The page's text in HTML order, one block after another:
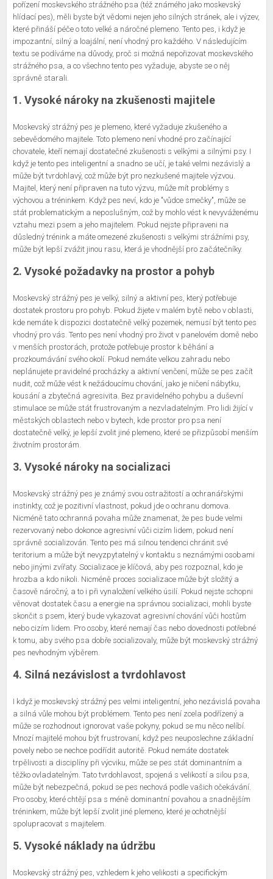
pořízení moskevského strážného psa (též známého jako moskevský
hlídací pes), měli byste být vědomi nejen jeho silných stránek, ale i výzev,
které přináší péče o toto velké a náročné plemeno. Tento pes, i když je
impozantní, silný a loajální, není vhodný pro každého. V následujícím
textu se podíváme na důvody, proč si možná nepořizovat moskevského
strážného psa, a co všechno tento pes vyžaduje, abyste se o něj
správně starali.
1. Vysoké nároky na zkušenosti majitele
Moskevský strážný pes je plemeno, které vyžaduje zkušeného a
sebevědomého majitele. Toto plemeno není vhodné pro začínající
chovatele, kteří nemají dostatečné zkušenosti s velkými a silnými psy. I
když je tento pes inteligentní a snadno se učí, je také velmi nezávislý a
může být tvrdohlavý, což může být pro nezkušené majitele výzvou.
Majitel, který není připraven na tuto výzvu, může mít problémy s
výchovou a tréninkem. Když pes neví, kdo je "vůdce smečky", může se
stát problematickým a neposlušným, což by mohlo vést k nevyváženému
vztahu mezi psem a jeho majitelem. Pokud nejste připraveni na
důsledný trénink a máte omezené zkušenosti s velkými strážními psy,
může být lepší zvážit jinou rasu, která je vhodnější pro začátečníky.
2. Vysoké požadavky na prostor a pohyb
Moskevský strážný pes je velký, silný a aktivní pes, který potřebuje
dostatek prostoru pro pohyb. Pokud žijete v malém bytě nebo v oblasti,
kde nemáte k dispozici dostatečně velký pozemek, nemusí být tento pes
vhodný pro vás. Tento pes není vhodný pro život v panelovém domě nebo
v menších prostorách, protože potřebuje prostor k běhání a
prozkoumávání svého okolí. Pokud nemáte velkou zahradu nebo
neplánujete pravidelné procházky a aktivní venčení, může se pes začít
nudit, což může vést k nežádoucímu chování, jako je ničení nábytku,
kousání a zbytečná agresivita. Bez pravidelného pohybu a duševní
stimulace se může stát frustrovaným a nezvladatelným. Pro lidi žijící v
městských oblastech nebo v bytech, kde prostor pro psa není
dostatečně velký, je lepší zvolit jiné plemeno, které se přizpůsobí menším
životním prostorám.
3. Vysoké nároky na socializaci
Moskevský strážný pes je známý svou ostražitostí a ochranářskými
instinkty, což je pozitivní vlastnost, pokud jde o ochranu domova.
Nicméně tato ochranná povaha může znamenat, že pes bude velmi
rezervovaný nebo dokonce agresivní vůči cizím lidem, pokud není
správně socializován. Tento pes má silnou tendenci chránit své
teritorium a může být nevyzpytatelný v kontaktu s neznámými osobami
nebo jinými zvířaty. Socializace je klíčová, aby pes rozpoznal, kdo je
hrozba a kdo nikoli. Nicméně proces socializace může být složitý a
časově náročný, a to i při vynaložení velkého úsilí. Pokud nejste schopni
věnovat dostatek času a energie na správnou socializaci, mohli byste
skončit s psem, který bude vykazovat agresivní chování vůči hostům
nebo cizím lidem. Pro osoby, které nemají čas nebo dovednosti potřebné
k tomu, aby svého psa dobře socializovaly, může být moskevský strážný
pes nevhodným výběrem.
4. Silná nezávislost a tvrdohlavost
I když je moskevský strážný pes velmi inteligentní, jeho nezávislá povaha
a silná vůle mohou být problémem. Tento pes není zcela podřízený a
může se rozhodnout ignorovat vaše pokyny, pokud se mu něco nelíbí.
Mnozí majitelé mohou být frustrovaní, když pes neuposlechne základní
povely nebo se nechce podřídit autoritě. Pokud nemáte dostatek
trpělivosti a disciplíny při výcviku, může se pes stát dominantním a
těžko ovladatelným. Tato tvrdohlavost, spojená s velikostí a silou psa,
může být nebezpečná, pokud se pes nechová podle vašich očekávání.
Pro osoby, které chtějí psa s méně dominantní povahou a snadnějším
tréninkem, může být lepší zvolit jiné plemeno, které je ochotnější
spolupracovat s majitelem.
5. Vysoké náklady na údržbu
Moskevský strážný pes, vzhledem k jeho velikosti a specifickým